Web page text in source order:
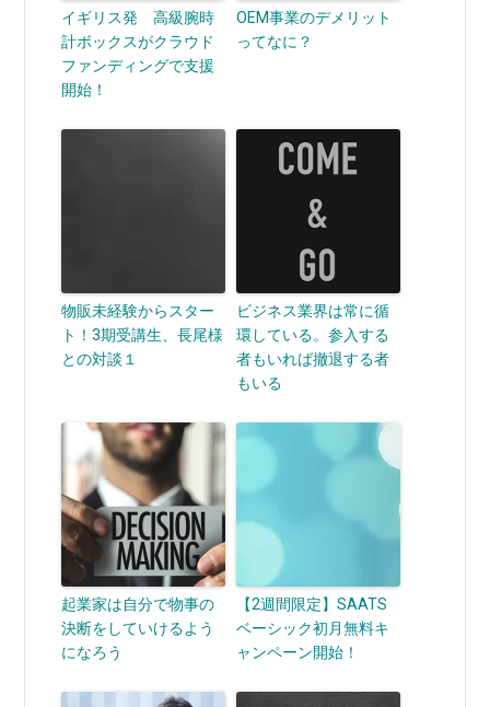
イギリス発 高級腕時
計ボックスがクラウド
ファンディングで支援
開始！
OEM事業のデメリット
ってなに？
物販未経験からスター
ト！3期受講生、長尾様
との対談１
ビジネス業界は常に循
環している。参入する
者もいれば撤退する者
もいる
起業家は自分で物事の
決断をしていけるよう
になろう
【2週間限定】SAATS
ベーシック初月無料キ
ャンペーン開始！